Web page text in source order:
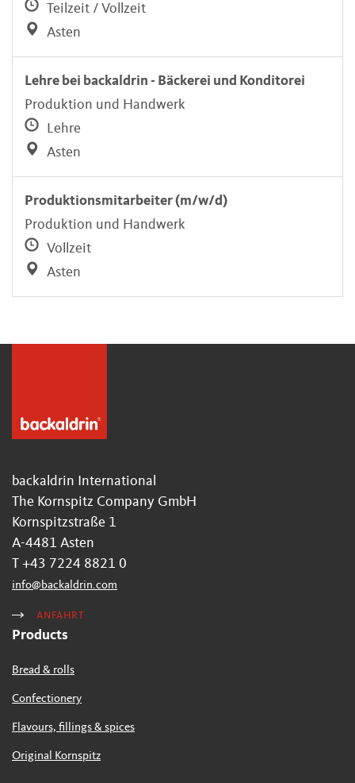
Teilzeit / Vollzeit
Asten
Lehre bei backaldrin - Bäckerei und Konditorei
Produktion und Handwerk
Lehre
Asten
Produktionsmitarbeiter (m/w/d)
Produktion und Handwerk
Vollzeit
Asten
backaldrin International
The Kornspitz Company GmbH
Kornspitzstraße 1
A-4481 Asten
T +43 7224 8821 0
info@backaldrin.com
ANFAHRT
Products
Bread & rolls
Confectionery
Flavours, fillings & spices
Original Kornspitz